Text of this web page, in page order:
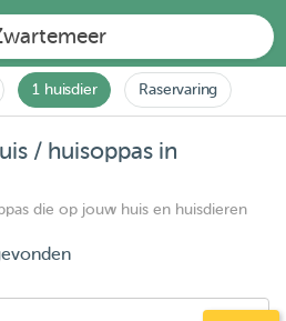
1 huisdier Raservaring
/ huisoppas in
die op jouw huis en huisdieren